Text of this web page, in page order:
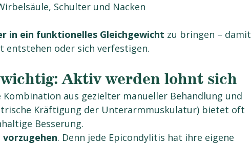
Schulter und Nacken
in ein funktionelles Gleichgewicht zu bringen – damit
entstehen oder sich verfestigen.
Aktiv werden lohnt sich
Kombination aus gezielter manueller Behandlung und
Kräftigung der Unterarmmuskulatur) bietet oft
Besserung.
. Denn jede Epicondylitis hat ihre eigene